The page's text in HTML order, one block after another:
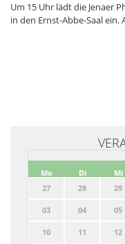
Um 15 Uhr lädt die Jenaer
in den Ernst-Abbe-Saal
Mo
Di Mi
27
28 29
03 04 05
10 11 12